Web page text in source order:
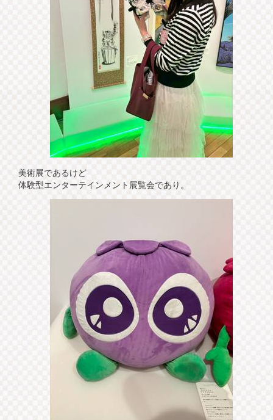
美術展であるけど
体験型エンターテインメント展覧会であり。